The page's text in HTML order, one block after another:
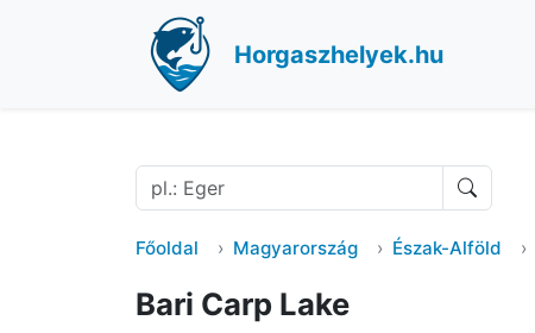
Horgaszhelyek.hu
Főoldal Magyarország Észak-Alföld
Bari Carp Lake